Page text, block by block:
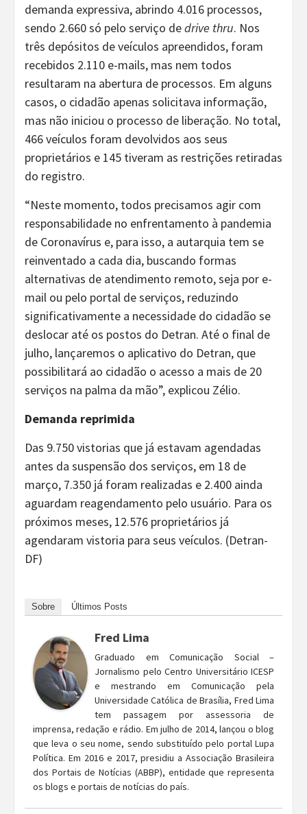
demanda expressiva, abrindo 4.016 processos,
sendo 2.660 só pelo serviço dedrive thru. Nos
três depósitos de veículos apreendidos, foram
recebidos 2.110 e-mails, mas nem todos
resultaram na abertura de processos. Em alguns
casos, o cidadão apenas solicitava informação,
mas não iniciou o processo de liberação. No total,
466 veículos foram devolvidos aos seus
proprietários e 145 tiveram as restrições retiradas
do registro.
“Neste momento, todos precisamos agir com
responsabilidade no enfrentamento à pandemia
de Coronavírus e, para isso, a autarquia tem se
reinventado a cada dia, buscando formas
alternativas de atendimento remoto, seja por e-
mail ou pelo portal de serviços, reduzindo
significativamente a necessidade do cidadão se
deslocar até os postos do Detran. Até o final de
julho, lançaremos o aplicativo do Detran, que
possibilitará ao cidadão o acesso a mais de 20
serviços na palma da mão”, explicou Zélio.
Demanda reprimida
Das 9.750 vistorias que já estavam agendadas
antes da suspensão dos serviços, em 18 de
março, 7.350 já foram realizadas e 2.400 ainda
aguardam reagendamento pelo usuário. Para os
próximos meses, 12.576 proprietários já
agendaram vistoria para seus veículos. (Detran-
DF)
Sobre Últimos Posts
Fred Lima
Graduado em Comunicação Social –
Jornalismo pelo Centro Universitário ICESP
e mestrando em Comunicação pela
Universidade Católica de Brasília, Fred Lima
tem passagem por assessoria de
imprensa, redação e rádio. Em julho de 2014, lançou o blog
que leva o seu nome, sendo substituído pelo portal Lupa
Política. Em 2016 e 2017, presidiu a Associação Brasileira
dos Portais de Notícias (ABBP), entidade que representa
os blogs e portais de notícias do país.